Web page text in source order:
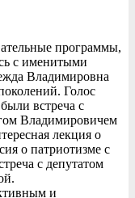
программы,
с именитыми
Владимировна
Голос
встреча с
Владимировичем
лекция о
о патриотизме с
с депутатом
и